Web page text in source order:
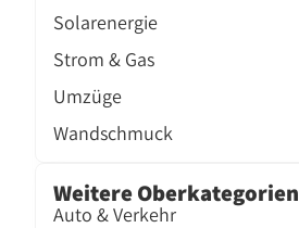
Solarenergie
Strom & Gas
Umzüge
Wandschmuck
Weitere Oberkategorien
Auto & Verkehr